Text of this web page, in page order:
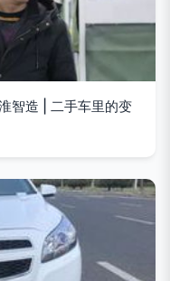
智造 | 二手车里的变